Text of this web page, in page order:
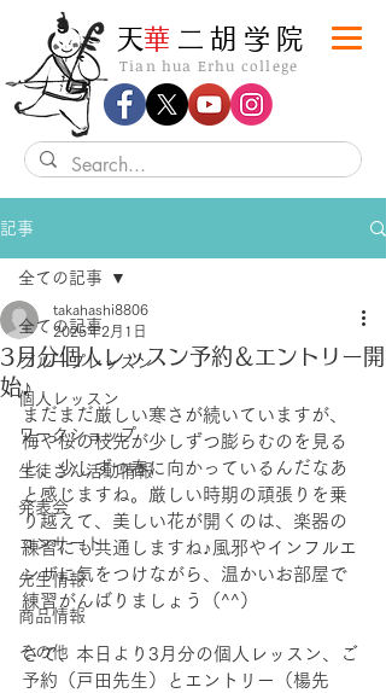
Tian hua Erhu college
​天華 二胡学院
記事
全ての記事
グループレッスン
個人レッスン
ワークショップ
生徒さん活動情報
発表会
コンサート
先生情報
商品情報
その他
全ての記事
3月分個人レッスン予約＆エントリー開
始♪
takahashi8806
2025年2月1日
まだまだ厳しい寒さが続いていますが、
梅や桜の枝先が少しずつ膨らむのを見る
と、少しずつ春に向かっているんだなあ
と感じますね。厳しい時期の頑張りを乗
り越えて、美しい花が開くのは、楽器の
練習にも共通しますね♪風邪やインフルエ
ンザに気をつけながら、温かいお部屋で
練習がんばりましょう（^^）
さて、本日より3月分の個人レッスン、ご
予約（戸田先生）とエントリー（楊先